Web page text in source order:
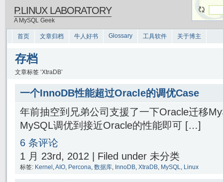
P.LINUX LABORATORY
A MySQL Geek
首页 文章归档 牛人好书 Glossary 工具软件 关于博主
存档
文章标签 ‘XtraDB’
一个InnoDB性能超过Oracle的调优Case
年前抽空到兄弟公司支援了一下Oracle迁移
MySQL调优到接近Oracle的性能即可 […]
6 条评论
1 月 23rd, 2012 | Filed under 未分类
标签: Kernel ,AIO, Percona, 数据库, InnoDB, XtraDB, MySQL, Linux